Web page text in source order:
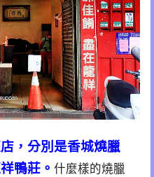
，分別是香城燒臘
鴨莊。 什麼樣的燒臘